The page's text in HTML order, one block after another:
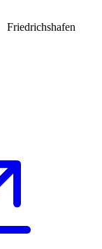
Friedrichshafen